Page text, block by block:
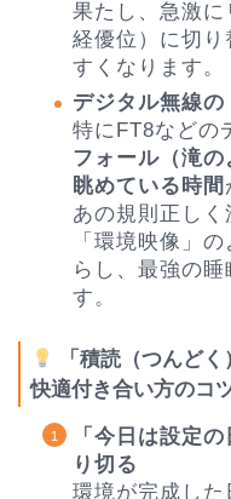
果たし、急激
経優位）に切
すくなります。
デジタル無線の
特にFT8などの
フォール（滝
眺めている時間
あの規則正し
「環境映像」
らし、最強の
す。
「積読（つんどく
快適付き合い方のコ
「今日は設定
り切る
環境が完成した